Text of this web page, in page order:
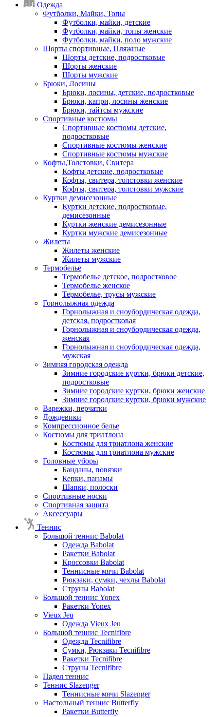
Одежда
Футболки, Майки, Топы
Футболки, майки, детские
Футболки, майки, топы женские
Футболки, майки, поло мужские
Шорты спортивные, Пляжные
Шорты детские, подростковые
Шорты женские
Шорты мужские
Брюки, Лосины
Брюки, лосины, детские, подростковые
Брюки, капри, лосины женские
Брюки, тайтсы мужские
Спортивные костюмы
Спортивные костюмы детские,
подростковые
Спортивные костюмы женские
Спортивные костюмы мужские
Кофты,Толстовки, Свитера
Кофты детские, подростковые
Кофты, свитера, толстовки женские
Кофты, свитера, толстовки мужские
Куртки демисезонные
Куртки детские, подростковые,
демисезонные
Куртки женские демисезонные
Куртки мужские демисезонные
Жилеты
Жилеты женские
Жилеты мужские
Термобелье
Термобелье детское, подростковое
Термобелье женское
Термобелье, трусы мужские
Горнолыжная одежда
Горнолыжная и сноубордическая одежда,
детская, подростковая
Горнолыжная и сноубордическая одежда,
женская
Горнолыжная и сноубордическая одежда,
мужская
Зимняя городская одежда
Зимние городские куртки, брюки детские,
подростковые
Зимние городские куртки, брюки женские
Зимние городские куртки, брюки мужские
Варежки, перчатки
Дождевики
Компрессионное белье
Костюмы для триатлона
Костюмы для триатлона женские
Костюмы для триатлона мужские
Головные уборы
Банданы, повязки
Кепки, панамы
Шапки, полоски
Спортивные носки
Спортивная защита
Аксессуары
Теннис
Большой теннис Babolat
Одежда Babolat
Ракетки Babolat
Кроссовки Babolat
Теннисные мячи Babolat
Рюкзаки, сумки, чехлы Babolat
Струны Babolat
Большой теннис Yonex
Ракетки Yonex
Vieux Jeu
Одежда Vieux Jeu
Большой теннис Tecnifibre
Одежда Tecnifibre
Сумки, Рюкзаки Tecnifibre
Ракетки Tecnifibre
Струны Tecnifibre
Падел теннис
Теннис Slazenger
Теннисные мячи Slazenger
Настольный теннис Butterfly
Ракетки Butterfly